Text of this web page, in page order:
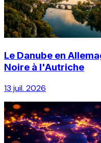
Le Danube en
Noire à l'Autriche
13 juil. 2026